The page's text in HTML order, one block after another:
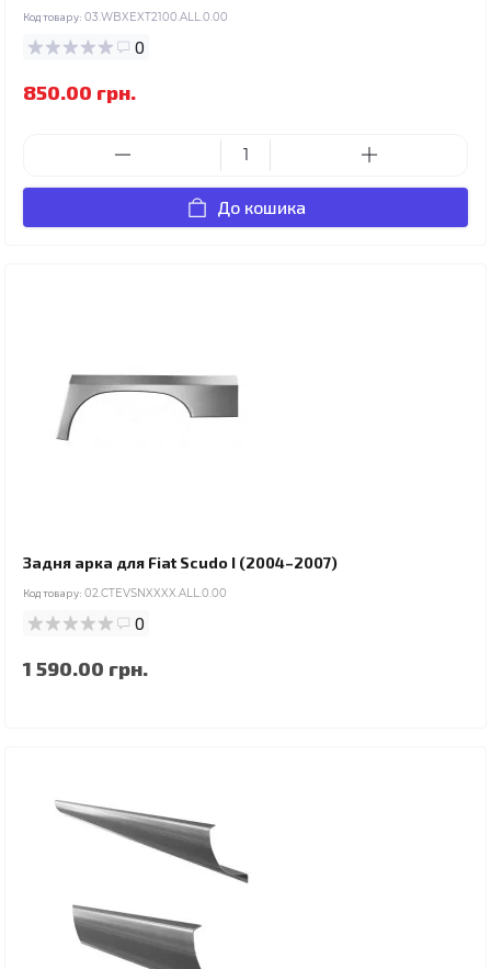
Код товару: 03.WBXEXT2100.ALL.0.00
0
850.00 грн.
До кошика
Задня арка для Fiat Scudo I (2004–2007)
Код товару: 02.CTEVSNXXXX.ALL.0.00
0
1 590.00 грн.